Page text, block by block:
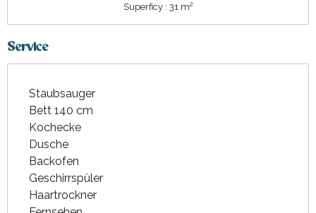
Superficy : 31 m2
Service
Staubsauger
Bett 140 cm
Kochecke
Dusche
Backofen
Geschirrspüler
Haartrockner